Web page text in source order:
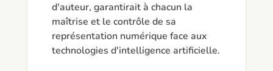
d'auteur, garantirait à chacun la
maîtrise et le contrôle de sa
représentation numérique face aux
technologies d'intelligence artificielle.